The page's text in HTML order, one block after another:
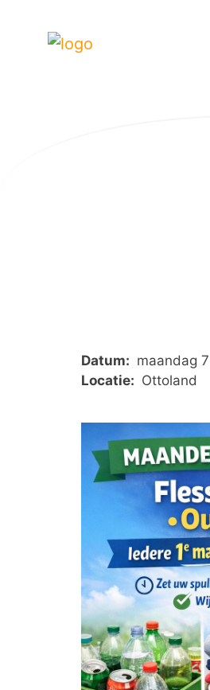
Datum: maandag
Locatie: Ottoland